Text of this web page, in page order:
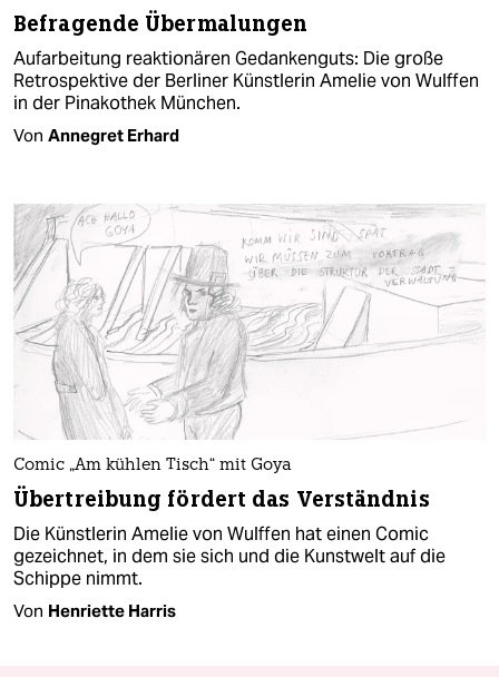
Befragende Übermalungen
Aufarbeitung reaktionären Gedankenguts: Die große
Retrospektive der Berliner Künstlerin Amelie von Wulffen
in der Pinakothek München.
Von Annegret Erhard
Comic „Am kühlen Tisch“ mit Goya
Übertreibung fördert das Verständnis
Die Künstlerin Amelie von Wulffen hat einen Comic
gezeichnet, in dem sie sich und die Kunstwelt auf die
Schippe nimmt.
Von Henriette Harris